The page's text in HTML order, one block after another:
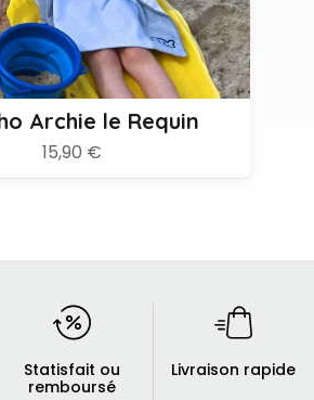
Archie le Requin
15,90 €
Statisfait ou
remboursé
Livraison rapide